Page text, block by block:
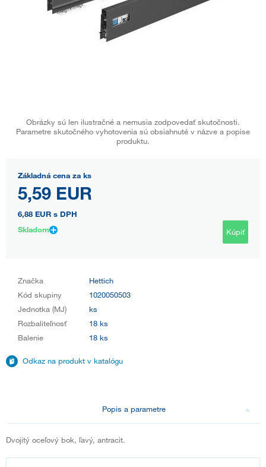
Obrázky sú len ilustračné a nemusia zodpovedať skutočnosti.
Parametre skutočného vyhotovenia sú obsiahnuté v názve a popise
produktu.
Základná cena za ks
5,59 EUR
6,88 EUR s DPH
Skladom
Kúpiť
Značka
Hettich
Kód skupiny
1020050503
Jednotka (MJ)
ks
Rozbaliteľnosť
18 ks
Balenie
18 ks
Odkaz na produkt v katalógu
Popis a parametre
Dvojitý oceľový bok, ľavý, antracit.